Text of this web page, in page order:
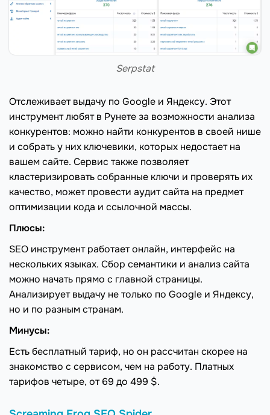
Serpstat
Отслеживает выдачу по Google и Яндексу. Этот
инструмент любят в Рунете за возможности анализа
конкурентов: можно найти конкурентов в своей нише
и собрать у них ключевики, которых недостает на
вашем сайте. Сервис также позволяет
кластеризировать собранные ключи и проверять их
качество, может провести аудит сайта на предмет
оптимизации кода и ссылочной массы.
Плюсы:
SEO инструмент работает онлайн, интерфейс на
нескольких языках. Сбор семантики и анализ сайта
можно начать прямо с главной страницы.
Анализирует выдачу не только по Google и Яндексу,
но и по разным странам.
Минусы:
Есть бесплатный тариф, но он рассчитан скорее на
знакомство с сервисом, чем на работу. Платных
тарифов четыре, от 69 до 499 $.